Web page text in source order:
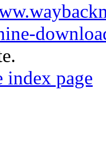
index page